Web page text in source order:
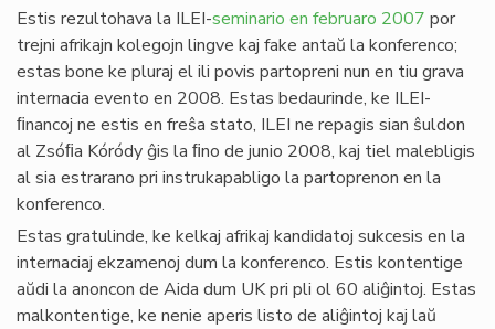
Estis rezultohava la ILEI-seminario en februaro 2007 por
trejni afrikajn kolegojn lingve kaj fake antaŭ la konferenco;
estas bone ke pluraj el ili povis partopreni nun en tiu grava
internacia evento en 2008. Estas bedaurinde, ke ILEI-
ﬁnancoj ne estis en freŝa stato, ILEI ne repagis sian ŝuldon
al Zsóﬁa Kóródy ĝis la ﬁno de junio 2008, kaj tiel malebligis
al sia estrarano pri instrukapabligo la partoprenon en la
konferenco.
Estas gratulinde, ke kelkaj afrikaj kandidatoj sukcesis en la
internaciaj ekzamenoj dum la konferenco. Estis kontentige
aŭdi la anoncon de Aida dum UK pri pli ol 60 aliĝintoj. Estas
malkontentige, ke nenie aperis listo de aliĝintoj kaj laŭ